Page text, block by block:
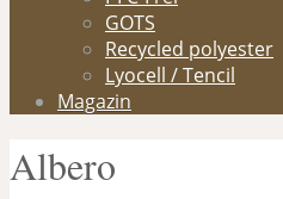
GOTS
Recycled polyester
Lyocell / Tencil
Magazin
Albero